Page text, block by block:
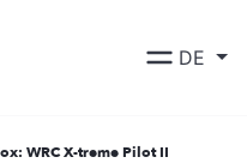
DE
WRC X-treme Pilot II